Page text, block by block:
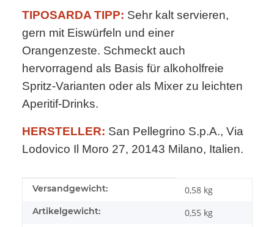
TIPOSARDA TIPP: Sehr kalt servieren,
gern mit Eiswürfeln und einer
Orangenzeste. Schmeckt auch
hervorragend als Basis für alkoholfreie
Spritz-Varianten oder als Mixer zu leichten
Aperitif-Drinks.
HERSTELLER: San Pellegrino S.p.A., Via
Lodovico Il Moro 27, 20143 Milano, Italien.
Produkteigenschaft
Wert
Versandgewicht: 0,58 kg
Artikelgewicht: 0,55 kg